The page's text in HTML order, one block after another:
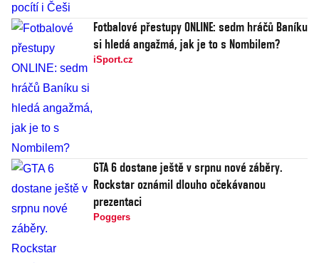
Fotbalové přestupy ONLINE: sedm hráčů Baníku
si hledá angažmá, jak je to s Nombilem?
iSport.cz
GTA 6 dostane ještě v srpnu nové záběry.
Rockstar oznámil dlouho očekávanou
prezentaci
Poggers